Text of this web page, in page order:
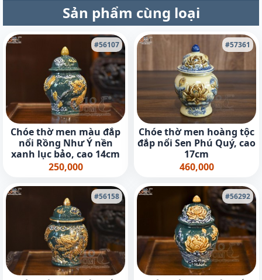
Sản phẩm cùng loại
#56107
Chóe thờ men màu đắp
nổi Rồng Như Ý nền
xanh lục bảo, cao 14cm
250,000
#57361
Chóe thờ men hoàng tộc
đắp nổi Sen Phú Quý, cao
17cm
460,000
#56158 #56292